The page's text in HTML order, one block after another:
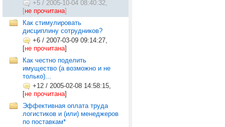
+5 / 2005-10-04 08:40:32,
[не прочитана]
Как стимулировать
дисциплину сотрудников?
+6 / 2007-03-09 09:14:27,
[не прочитана]
Как честно поделить
имущество (а возможно и не
только)...
+12 / 2005-02-08 14:58:15,
[не прочитана]
Эффективная оплата труда
логистиков и (или) менеджеров
по поставкам*